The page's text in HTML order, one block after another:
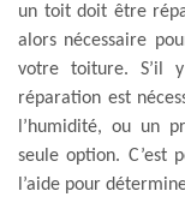
un toit doit être
alors nécessaire
votre toiture. S’il
réparation est
l’humidité, ou un
seule option. C’est
l’aide pour